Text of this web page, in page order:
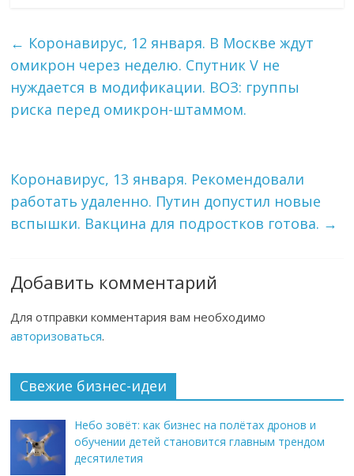
← Коронавирус, 12 января. В Москве ждут
омикрон через неделю. Спутник V не
нуждается в модификации. ВОЗ: группы
риска перед омикрон-штаммом.
Коронавирус, 13 января. Рекомендовали
работать удаленно. Путин допустил новые
вспышки. Вакцина для подростков готова. →
Добавить комментарий
Для отправки комментария вам необходимо
авторизоваться.
Свежие бизнес-идеи
Небо зовёт: как бизнес на полётах дронов и
обучении детей становится главным трендом
десятилетия